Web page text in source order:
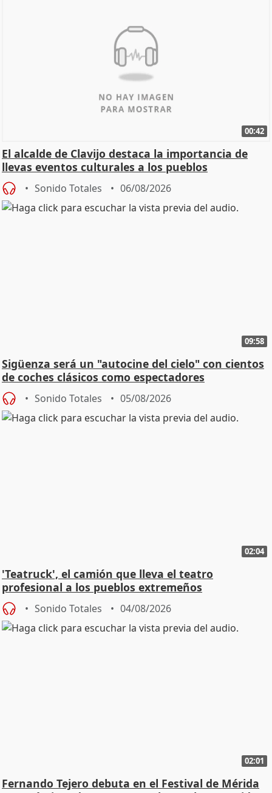
00:42
El alcalde de Clavijo destaca la importancia de
llevas eventos culturales a los pueblos
Sonido Totales 06/08/2026
09:58
Sigüenza será un "autocine del cielo" con cientos
de coches clásicos como espectadores
Sonido Totales 05/08/2026
02:04
'Teatruck', el camión que lleva el teatro
profesional a los pueblos extremeños
Sonido Totales 04/08/2026
02:01
Fernando Tejero debuta en el Festival de Mérida